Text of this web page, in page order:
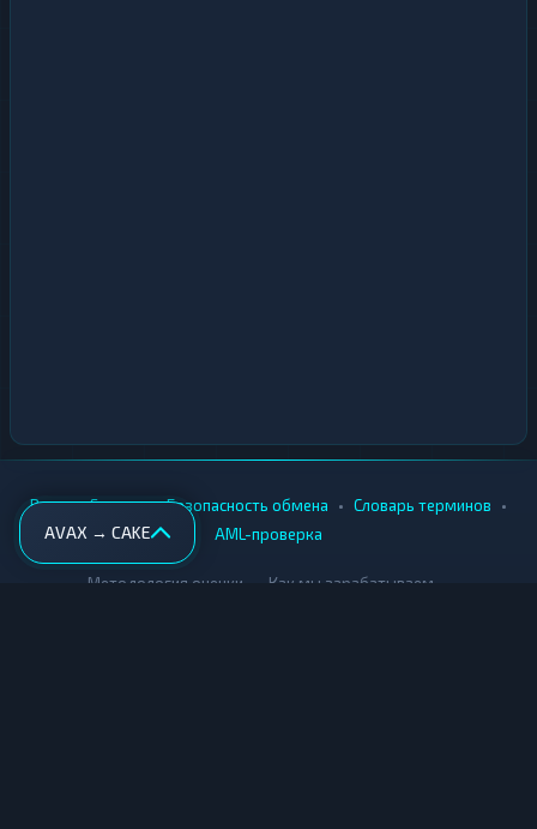
AVAX → CAKE
Вики • Города • Безопасность обмена • Словарь терминов •
AML-проверка
Методология оценки Как мы зарабатываем